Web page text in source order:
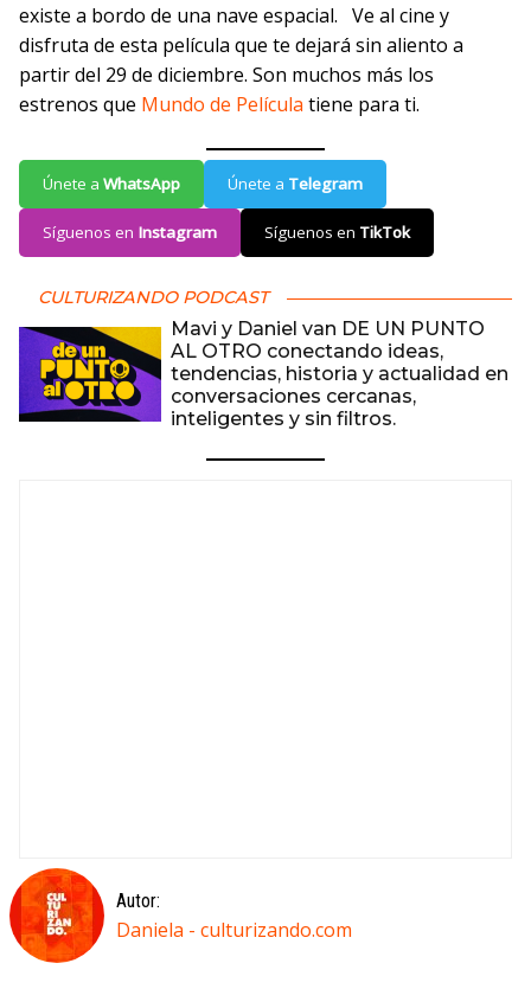
existe a bordo de una nave espacial. Ve al cine y
disfruta de esta película que te dejará sin aliento a
partir del 29 de diciembre. Son muchos más los
estrenos que Mundo de Película tiene para ti.
Únete a WhatsApp Únete a Telegram
Síguenos en Instagram Síguenos en TikTok
CULTURIZANDO PODCAST
Mavi y Daniel van DE UN PUNTO
AL OTRO conectando ideas,
tendencias, historia y actualidad en
conversaciones cercanas,
inteligentes y sin filtros.
Autor:
Daniela - culturizando.com